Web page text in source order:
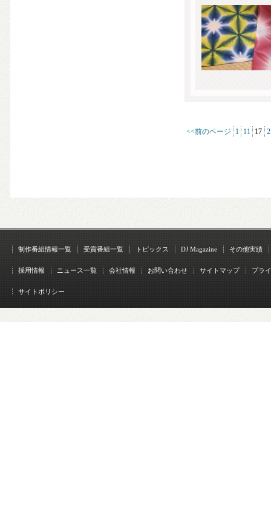
<<前のページ 1 11 17
制作番組情報一覧 受賞番組一覧 トピックス DJ Magazine その他実績
採用情報 ニュース一覧 会社情報 お問い合わせ サイトマップ プラ
サイトポリシー